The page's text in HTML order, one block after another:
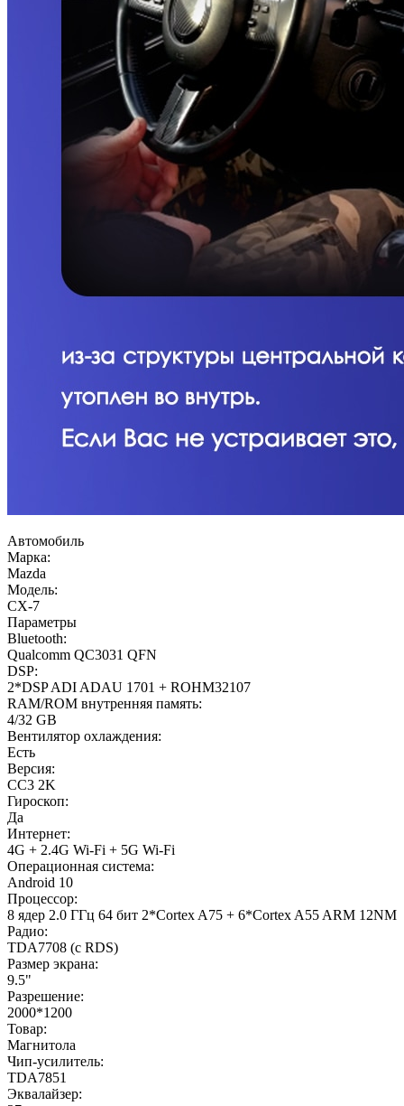
Автомобиль
Марка:
Mazda
Модель:
CX-7
Параметры
Bluetooth:
Qualcomm QC3031 QFN
DSP:
2*DSP ADI ADAU 1701 + ROHM32107
RAM/ROM внутренняя память:
4/32 GB
Вентилятор охлаждения:
Есть
Версия:
CC3 2K
Гироскоп:
Да
Интернет:
4G + 2.4G Wi-Fi + 5G Wi-Fi
Операционная система:
Android 10
Процессор:
8 ядер 2.0 ГГц 64 бит 2*Cortex A75 + 6*Cortex A55 ARM 12NM
Радио:
TDA7708 (с RDS)
Размер экрана:
9.5"
Разрешение:
2000*1200
Товар:
Магнитола
Чип-усилитель:
TDA7851
Эквалайзер: